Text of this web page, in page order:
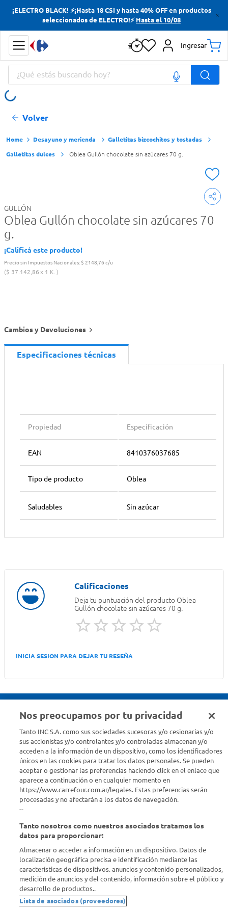
¡ELECTRO BLACK! ⚡¡Hasta 18 CSI y hasta 40% OFF en productos
seleccionados de ELECTRO!⚡ Hasta el 10/08
Ingresar
¿Qué estás buscando hoy?
Volver
Desayuno y merienda
Galletitas bizcochitos y tostadas
Galletitas dulces
Oblea Gullón chocolate sin azúcares 70 g.
GULLÓN
Oblea Gullón chocolate sin azúcares 70
g.
¡Calificá este producto!
Precio sin Impuestos Nacionales:$ 2148,76 c/u
$ 37.142,86 1 K.
Cambios y Devoluciones
Especificaciones técnicas
Propiedad Especificación
EAN 8410376037685
Tipo de producto Oblea
Saludables Sin azúcar
Deja tu puntuación del producto Oblea
Gullón chocolate sin azúcares 70 g.
INICIA SESION PARA DEJAR TU RESEÑA
Estamos para ayudarte
¿Tenés una consulta? Comunicate con nosotros acá
Descubrí Carrefour
Conocenos
Info útil
Comprá Online
Nos preocupamos por tu privacidad
Tanto INC S.A. como sus sociedades sucesoras y/o cesionarias y/o
sus accionistas y/o controlantes y/o controladas almacenan y/o
acceden a la información de un dispositivo, como los identificadores
únicos en las cookies para tratar los datos personales. Se pueden
aceptar o gestionar las preferencias haciendo click en el enlace que
aparece a continuación o en cualquier momento en
https://www.carrefour.com.ar/legales. Estas preferencias serán
procesadas y no afectarán a los datos de navegación.
--
Tanto nosotros como nuestros asociados tratamos los
datos para proporcionar:
Almacenar o acceder a información en un dispositivo. Datos de
localización geográfica precisa e identificación mediante las
características de dispositivos. anuncios y contenido personalizados,
medición de anuncios y del contenido, información sobre el público y
desarrollo de productos..
Lista de asociados (proveedores)
Términos más buscados
Yerba
Cerveza
Doves
Términos más buscados
Yerba
Cerveza
Doves